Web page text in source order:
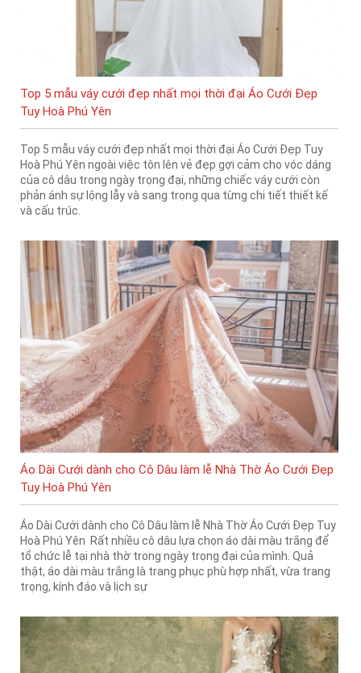
Top 5 mẫu váy cưới đẹp nhất mọi thời đại Áo Cưới Đẹp
Tuy Hoà Phú Yên
Top 5 mẫu váy cưới đẹp nhất mọi thời đại Áo Cưới Đẹp Tuy
Hoà Phú Yên ngoài việc tôn lên vẻ đẹp gợi cảm cho vóc dáng
của cô dâu trong ngày trọng đại, những chiếc váy cưới còn
phản ánh sự lộng lẫy và sang trọng qua từng chi tiết thiết kế
và cấu trúc.
Áo Dài Cưới dành cho Cô Dâu làm lễ Nhà Thờ Áo Cưới Đẹp
Tuy Hoà Phú Yên
Áo Dài Cưới dành cho Cô Dâu làm lễ Nhà Thờ Áo Cưới Đẹp Tuy
Hoà Phú Yên Rất nhiều cô dâu lựa chọn áo dài màu trắng để
tổ chức lễ tại nhà thờ trong ngày trọng đại của mình. Quả
thật, áo dài màu trắng là trang phục phù hợp nhất, vừa trang
trọng, kính đáo và lịch sự